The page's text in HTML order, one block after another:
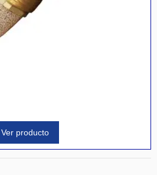
Ver producto